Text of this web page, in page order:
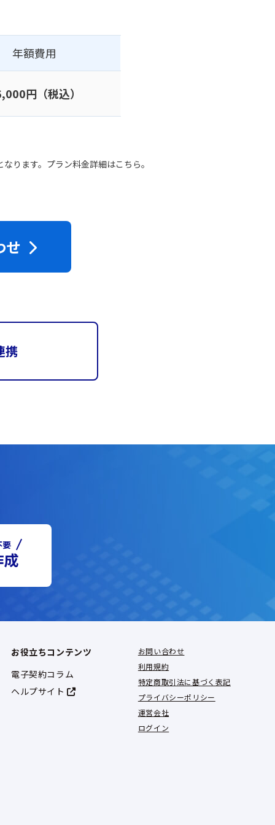
年額費用
円（税込）
ります。プラン料金詳細はこちら。
せ
携
要
お役立ちコンテンツ
電子契約コラム
ヘルプサイト
お問い合わせ
利用規約
特定商取引法に基づく表記
プライバシーポリシー
運営会社
ログイン